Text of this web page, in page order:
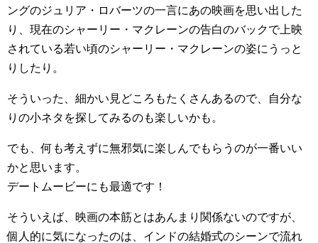
ングのジュリア・ロバーツの一言にあの映画を思い出した
り、現在のシャーリー・マクレーンの告白のバックで上映
されている若い頃のシャーリー・マクレーンの姿にうっと
りしたり。
そういった、細かい見どころもたくさんあるので、自分な
りの小ネタを探してみるのも楽しいかも。
でも、何も考えずに無邪気に楽しんでもらうのが一番いい
かと思います。
デートムービーにも最適です！
そういえば、映画の本筋とはあんまり関係ないのですが、
個人的に気になったのは、インドの結婚式のシーンで流れ